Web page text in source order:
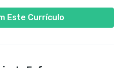
Este Currículo